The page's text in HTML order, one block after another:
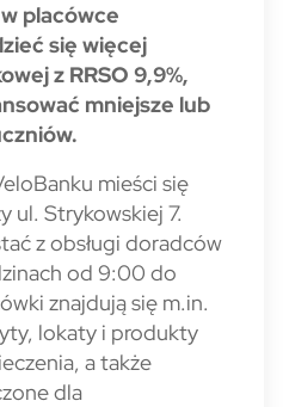
placówce
się więcej
z RRSO 9,9%,
mniejsze lub
mieści się
ul. Strykowskiej 7.
z obsługi doradców
od 9:00 do
znajdują się m.in.
lokaty i produkty
a także
dla